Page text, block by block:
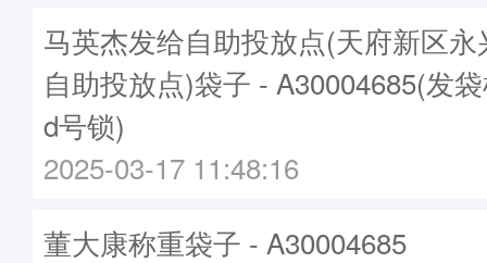
马英杰发给自助投放点(天府新区
自助投放点)袋子 - A30004685(发
d号锁)
2025-03-17 11:48:16
董大康称重袋子 - A30004685